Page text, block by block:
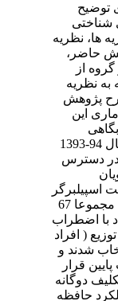
نظریه
حاضر،
از
نظریه
پژوهش
این
دانشگاه شهید مدنی آذربایجان در سال 94-1393
دسترس
را تکمیل نمودند. پس از نمره گذاری مجموعا 67
با اضطراب
توزیع ( افراد
شدند و
قرار
دوگانه
حافظه